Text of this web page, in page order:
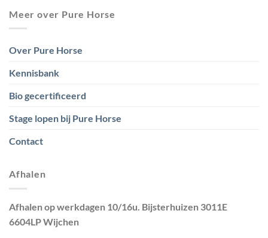
Meer over Pure Horse
Over Pure Horse
Kennisbank
Bio gecertificeerd
Stage lopen bij Pure Horse
Contact
Afhalen
Afhalen op werkdagen 10/16u. Bijsterhuizen 3011E
6604LP Wijchen